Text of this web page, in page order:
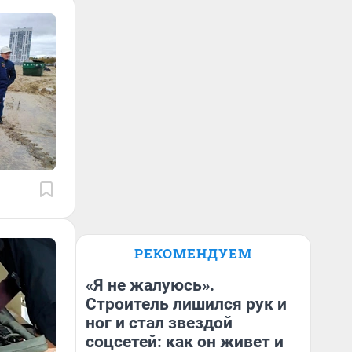
РЕКОМЕНДУЕМ
«Я не жалуюсь».
Строитель лишился рук и
ног и стал звездой
соцсетей: как он живет и